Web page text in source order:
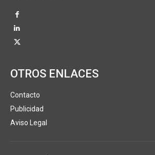
OTROS ENLACES
Contacto
Publicidad
Aviso Legal